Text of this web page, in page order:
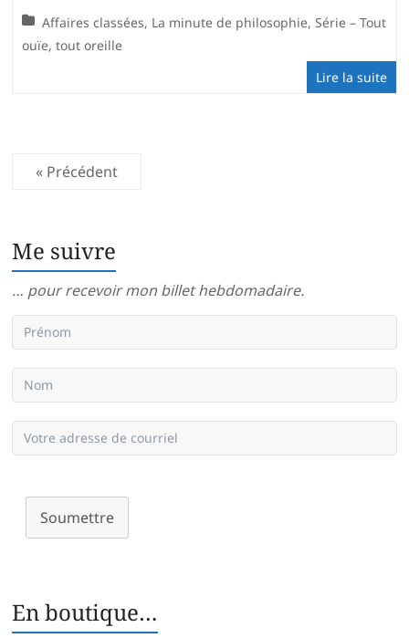
Affaires classées, La minute de philosophie, Série – Tout
ouïe, tout oreille
Lire la suite
« Précédent
Me suivre
… pour recevoir mon billet hebdomadaire.
Soumettre
En boutique…